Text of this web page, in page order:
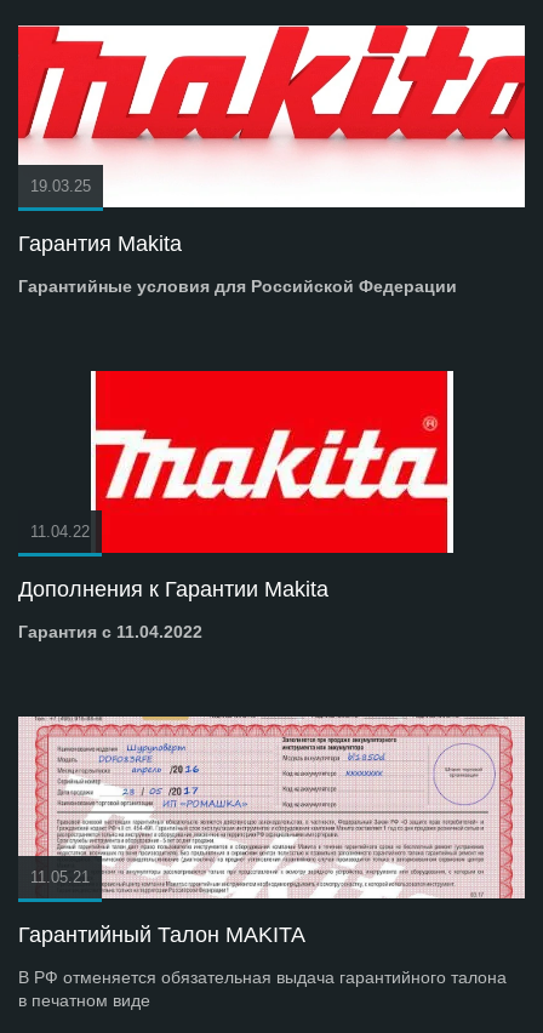
19.03.25
Гарантия Makita
Гарантийные условия для Российской Федерации
11.04.22
Дополнения к Гарантии Makita
Гарантия с 11.04.2022
11.05.21
Гарантийный Талон MAKITA
В РФ отменяется обязательная выдача гарантийного талона
в печатном виде